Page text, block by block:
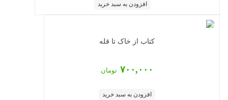
افزودن به سبد خرید
کتاب از خاک تا قله
۷۰۰,۰۰۰ تومان
افزودن به سبد خرید